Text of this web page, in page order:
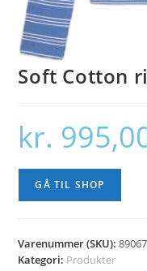
Soft Cotton
kr.
GÅ TIL SHOP
Varenummer (SKU):
Kategori: Produkter